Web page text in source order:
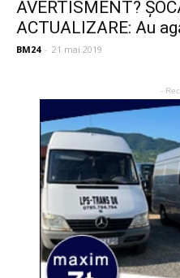
AVERTISMENT?
ACTUALIZARE: Au
BM24 - 21 mai 2019
-